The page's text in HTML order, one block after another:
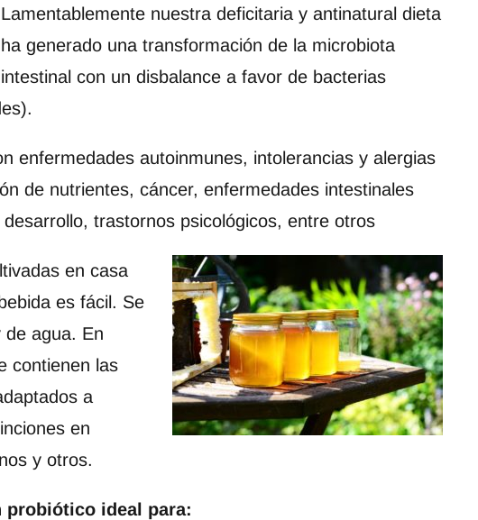
Lamentablemente nuestra deficitaria y antinatural dieta
ha generado una transformación de la microbiota
intestinal con un disbalance a favor de bacterias
enfermedades autoinmunes, intolerancias y alergias
de nutrientes, cáncer, enfermedades intestinales
trastornos psicológicos, entre otros
en casa
es fácil. Se
agua. En
contienen las
a
en
y otros.
probiótico ideal para: